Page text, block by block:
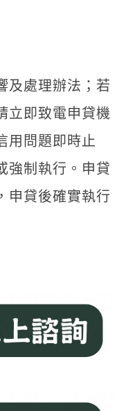
及處理辦法；若
立即致電申貸機
用問題即時止
強制執行。申貸
申貸後確實執行